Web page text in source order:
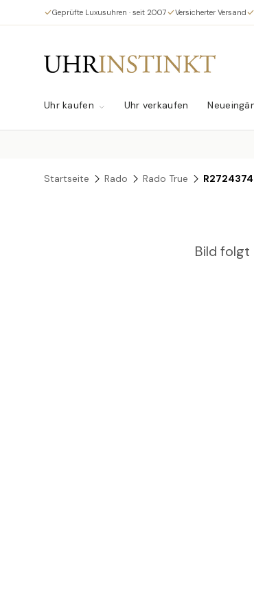
Direkt zum Inhalt
Geprüfte Luxusuhren · seit 2007 Versicherter Versand
Uhr kaufen Uhr verkaufen
Startseite Rado Rado True
Bild folgt